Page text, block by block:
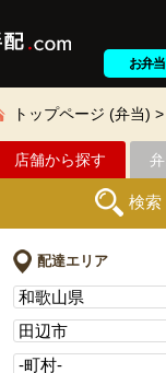
お弁当
トップページ (弁当)
店舗から探す
検索
配達エリア